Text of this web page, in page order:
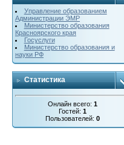
Управление образованием
Администрации ЭМР
Министерство образования
Красноярского края
Госуслуги
Министерство образования и
науки РФ
Статистика
Онлайн всего: 1
Гостей: 1
Пользователей: 0